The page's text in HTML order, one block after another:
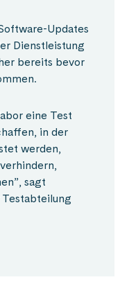
Updates
Dienstleistung
bereits bevor
eine Test
in der
werden,
sagt